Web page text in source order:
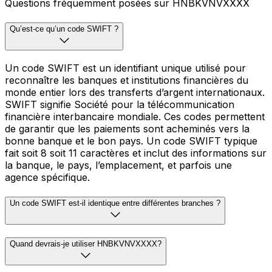
Questions fréquemment posées sur HNBKVNVXXXX
Qu’est-ce qu’un code SWIFT ?
Un code SWIFT est un identifiant unique utilisé pour
reconnaître les banques et institutions financières du
monde entier lors des transferts d’argent internationaux.
SWIFT signifie Société pour la télécommunication
financière interbancaire mondiale. Ces codes permettent
de garantir que les paiements sont acheminés vers la
bonne banque et le bon pays. Un code SWIFT typique
fait soit 8 soit 11 caractères et inclut des informations sur
la banque, le pays, l’emplacement, et parfois une
agence spécifique.
Un code SWIFT est-il identique entre différentes branches ?
Quand devrais-je utiliser HNBKVNVXXXX?